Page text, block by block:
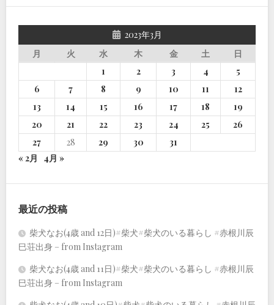
2023年3月
月
火 水 木 金 土
日
1
2 3 4
5
6
7 8 9 10 11
12
13
14 15 16 17 18
19
20
21 22 23 24 25
26
27
28 29 30
31
« 2月
4月 »
最近の投稿
柴犬なお(4歳 and 12日)#柴犬#柴犬のいる暮らし #赤根川辰
巳荘出身 – from Instagram
柴犬なお(4歳 and 11日)#柴犬#柴犬のいる暮らし #赤根川辰
巳荘出身 – from Instagram